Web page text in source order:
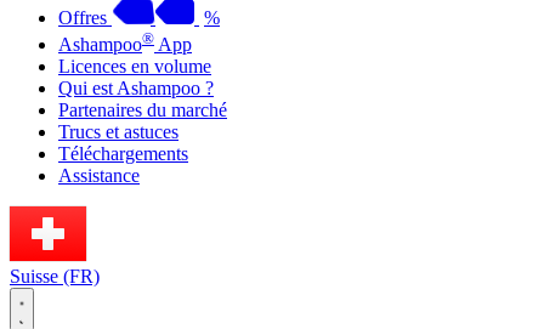
Offres
%
Ashampoo® App
Licences en volume
Qui est Ashampoo ?
Partenaires du marché
Trucs et astuces
Téléchargements
Assistance
Suisse (FR)